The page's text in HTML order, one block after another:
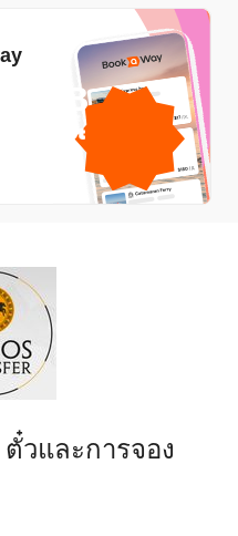
1GB
วและการจอง